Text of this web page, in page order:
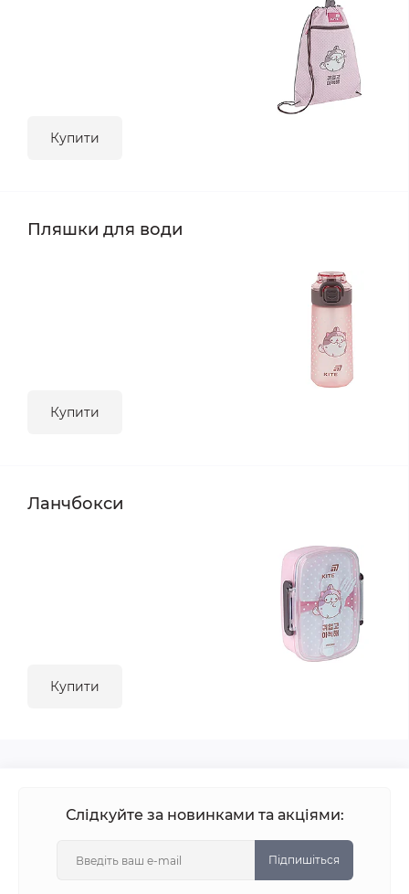
Купити
Пляшки для води
Купити
Ланчбокси
Купити
Слідкуйте за новинками та акціями:
Підпишіться